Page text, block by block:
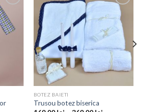
Add to
Add to
wishlist
BOTEZ BAIETI
Trusou botez biserica